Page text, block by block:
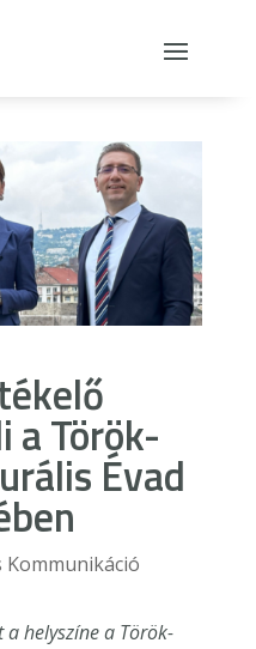
a Török-
Évad
Kommunikáció
a helyszíne a Török-